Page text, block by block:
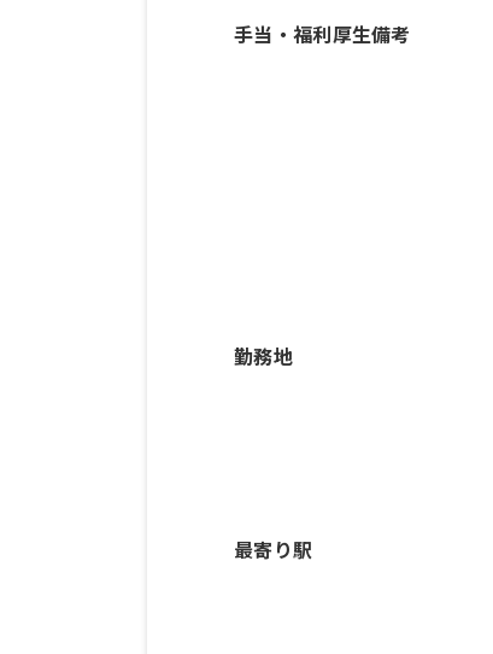
手当・福利厚生備考
勤務地
最寄り駅